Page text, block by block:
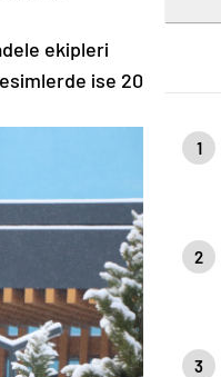
ekipleri
ise 20
1
2
3